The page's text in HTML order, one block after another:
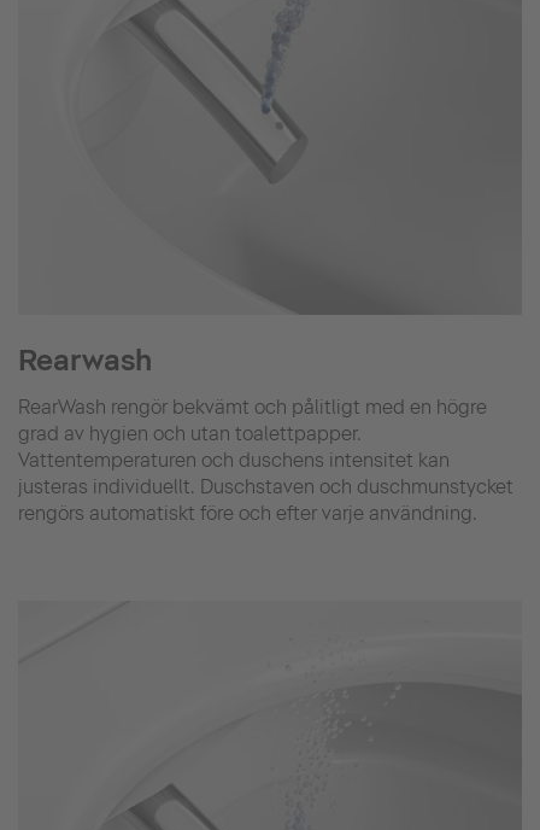
Rearwash
RearWash rengör bekvämt och pålitligt med en högre
grad av hygien och utan toalettpapper.
Vattentemperaturen och duschens intensitet kan
justeras individuellt. Duschstaven och duschmunstycket
rengörs automatiskt före och efter varje användning.